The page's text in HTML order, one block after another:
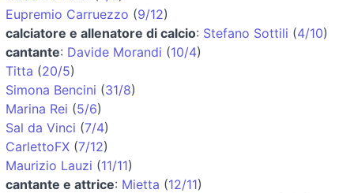
Eupremio Carruezzo (9/12)
calciatore e allenatore di calcio: Stefano Sottili (4/10)
cantante: Davide Morandi (10/4)
Titta (20/5)
Simona Bencini (31/8)
Marina Rei (5/6)
Sal da Vinci (7/4)
CarlettoFX (7/12)
Maurizio Lauzi (11/11)
cantante e attrice: Mietta (12/11)